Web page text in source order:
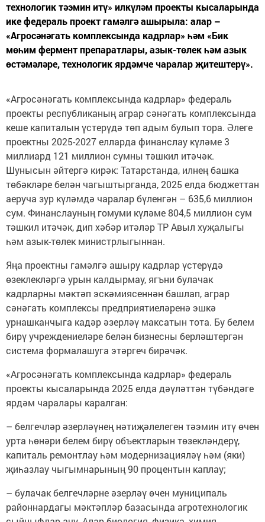
технологик тәэмин итү» илкүләм проекты кысаларында
ике федераль проект гамәлгә ашырыла: алар –
«Агросәнәгать комплексында кадрлар» һәм «Бик
мөһим фермент препаратлары, азык-төлек һәм азык
өстәмәләре, технологик ярдәмче чаралар җитештерү».
«Агросәнәгать комплексында кадрлар» федераль
проекты республиканың аграр сәнәгать комплексында
кеше капиталын үстерүдә төп адым булып тора. Әлеге
проектны 2025-2027 елларда финанслау күләме 3
миллиард 121 миллион сумны тәшкил итәчәк.
Шунысын әйтергә кирәк: Татарстанда, илнең башка
төбәкләре белән чагыштырганда, 2025 елда бюджеттан
аеруча зур күләмдә чаралар бүленгән – 635,6 миллион
сум. Финанслауның гомуми күләме 804,5 миллион сум
тәшкил итәчәк, дип хәбәр итәләр ТР Авыл хуҗалыгы
һәм азык-төлек министрлыгыннан.
Яңа проектны гамәлгә ашыру кадрлар үстерүдә
өзеклекләргә урын калдырмау, ягъни булачак
кадрларны мәктәп эскәмиясеннән башлап, аграр
сәнәгать комплексы предприятиеләренә эшкә
урнашканчыга кадәр әзерләү максатын тота. Бу белем
бирү учреждениеләре белән бизнесны берләштергән
система формалашуга этәргеч бирәчәк.
«Агросәнәгать комплексында кадрлар» федераль
проекты кысаларында 2025 елда дәүләттән түбәндәге
ярдәм чаралары каралган:
– белгечләр әзерләүнең нәтиҗәлелеген тәэмин итү өчен
урта һөнәри белем бирү объектларын төзекләндерү,
капиталь ремонтлау һәм модернизацияләү һәм (яки)
җиһазлау чыгымнарының 90 процентын каплау;
– булачак белгечләрне әзерләү өчен муниципаль
районнардагы мәктәпләр базасында агротехнологик